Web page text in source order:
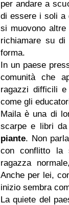
per andare a
di essere i soli a
si muovono altre
richiamare su di
forma.
In un paese
comunità che
ragazzi difficili
come gli
Maila è una di
scarpe e libri
piante. Non
con conflitto la
ragazza
Anche per lei,
inizio sembra
La quiete del